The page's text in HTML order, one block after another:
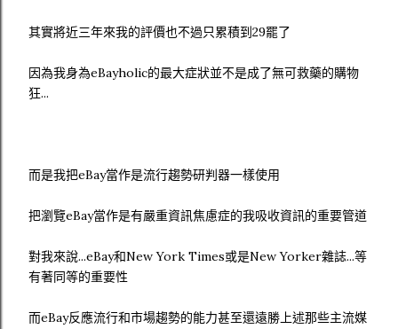
其實將近三年來我的評價也不過只累積到29罷了
因為我身為eBayholic的最大症狀並不是成了無可救藥的購物
狂...
而是我把eBay當作是流行趨勢研判器一樣使用
把瀏覽eBay當作是有嚴重資訊焦慮症的我吸收資訊的重要管道
對我來說...eBay和New York Times或是New Yorker雜誌...等
有著同等的重要性
而eBay反應流行和市場趨勢的能力甚至還遠勝上述那些主流媒